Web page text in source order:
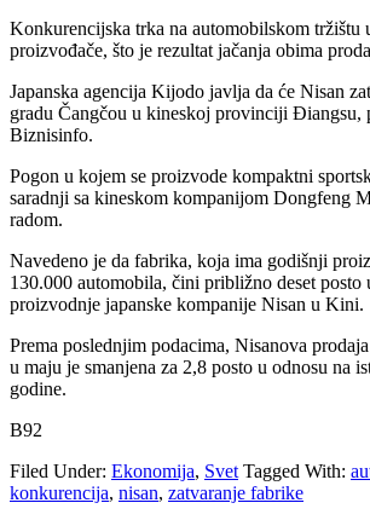
Konkurencijska trka na automobilskom tržištu
proizvođače, što je rezultat jačanja obima
Japanska agencija Kijodo javlja da će Nisan
gradu Čangčou u kineskoj provinciji Điangsu,
Biznisinfo.
Pogon u kojem se proizvode kompaktni
saradnji sa kineskom kompanijom Dongfeng
radom.
Navedeno je da fabrika, koja ima godišnji
130.000 automobila, čini približno deset posto
proizvodnje japanske kompanije Nisan u Kini.
Prema poslednjim podacima, Nisanova
u maju je smanjena za 2,8 posto u odnosu na
godine.
B92
Filed Under: Ekonomija, Svet Tagged With:
konkurencija, nisan, zatvaranje fabrike